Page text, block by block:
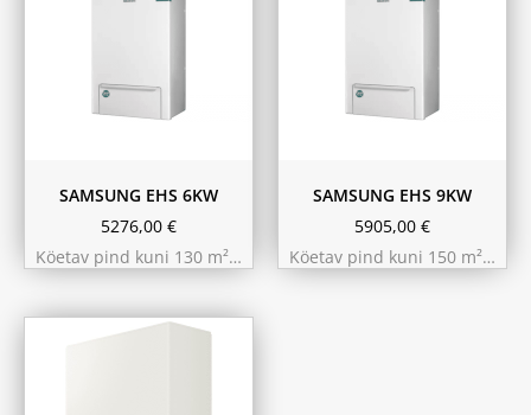
SAMSUNG EHS 6KW
5276,00 €
Köetav pind kuni 130 m²…
SAMSUNG EHS 9KW
5905,00 €
Köetav pind kuni 150 m²…